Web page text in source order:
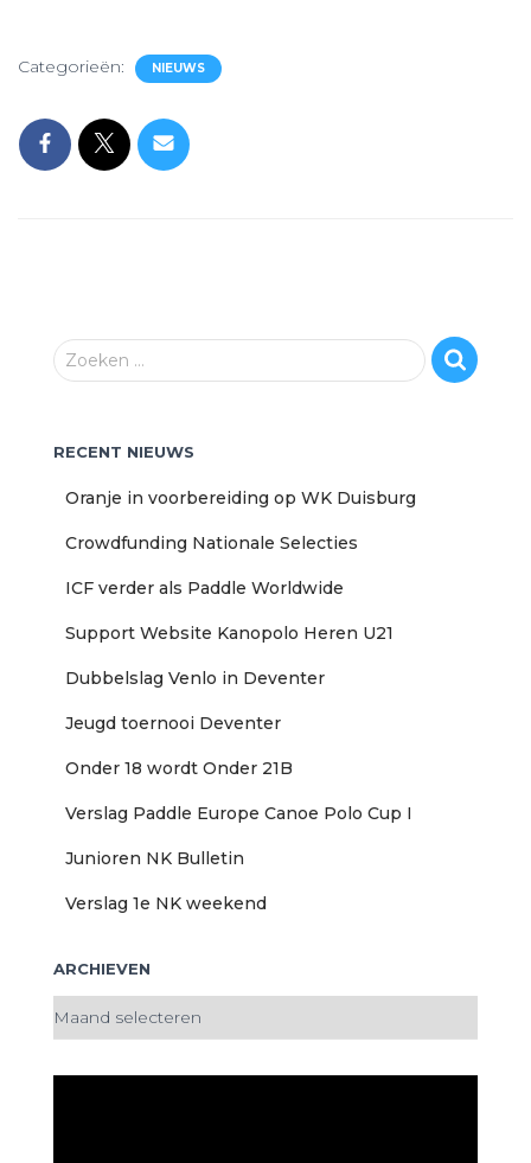
Categorieën: NIEUWS
Z
e
Zoeken …
RECENT NIEUWS
Oranje in voorbereiding op WK Duisburg
Crowdfunding Nationale Selecties
ICF verder als Paddle Worldwide
Support Website Kanopolo Heren U21
Dubbelslag Venlo in Deventer
Jeugd toernooi Deventer
Onder 18 wordt Onder 21B
Verslag Paddle Europe Canoe Polo Cup I
Junioren NK Bulletin
Verslag 1e NK weekend
ARCHIEVEN
A